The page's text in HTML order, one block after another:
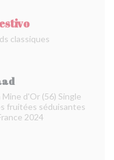
classiques
d'Or (56) Single
fruitées séduisantes
2024